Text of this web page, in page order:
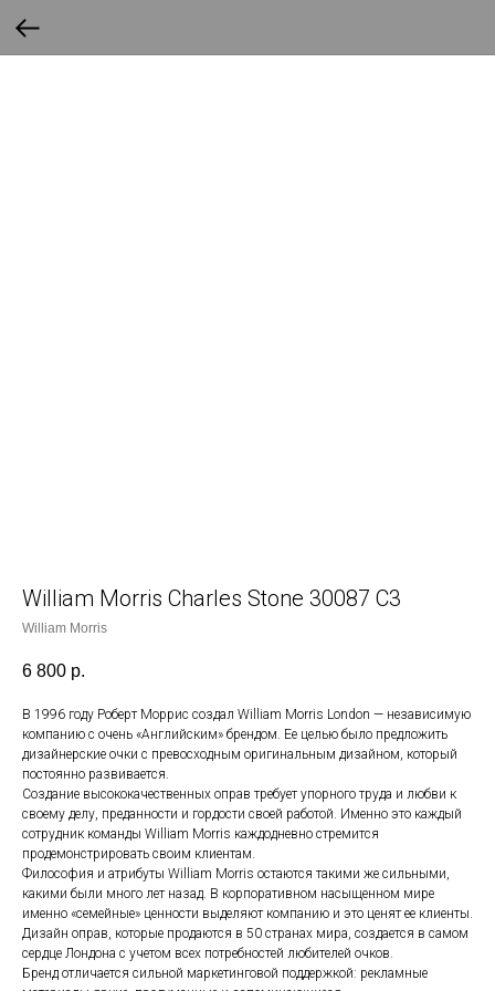
William Morris Charles Stone 30087 C3
William Morris
6 800 р.
В 1996 году Роберт Моррис создал William Morris London — независимую
компанию с очень «Английским» брендом. Ее целью было предложить
дизайнерские очки с превосходным оригинальным дизайном, который
постоянно развивается.
Создание высококачественных оправ требует упорного труда и любви к
своему делу, преданности и гордости своей работой. Именно это каждый
сотрудник команды William Morris каждодневно стремится
продемонстрировать своим клиентам.
Философия и атрибуты William Morris остаются такими же сильными,
какими были много лет назад. В корпоративном насыщенном мире
именно «семейные» ценности выделяют компанию и это ценят ее клиенты.
Дизайн оправ, которые продаются в 50 странах мира, создается в самом
сердце Лондона с учетом всех потребностей любителей очков.
Бренд отличается сильной маркетинговой поддержкой: рекламные